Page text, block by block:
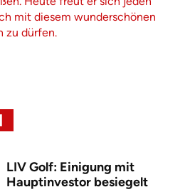
mit diesem wunderschönen
zu dürfen.
LIV Golf: Einigung mit
Hauptinvestor besiegelt